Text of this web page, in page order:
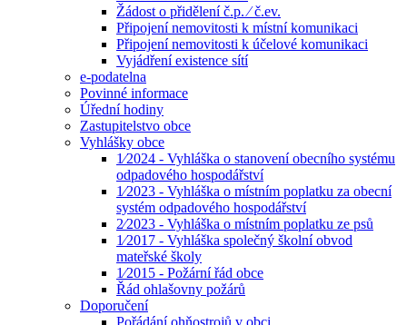
Žádost o přidělení č.p. ⁄ č.ev.
Připojení nemovitosti k místní komunikaci
Připojení nemovitosti k účelové komunikaci
Vyjádření existence sítí
e-podatelna
Povinné informace
Úřední hodiny
Zastupitelstvo obce
Vyhlášky obce
1⁄2024 - Vyhláška o stanovení obecního systému
odpadového hospodářství
1⁄2023 - Vyhláška o místním poplatku za obecní
systém odpadového hospodářství
2⁄2023 - Vyhláška o místním poplatku ze psů
1⁄2017 - Vyhláška společný školní obvod
mateřské školy
1⁄2015 - Požární řád obce
Řád ohlašovny požárů
Doporučení
Pořádání ohňostrojů v obci